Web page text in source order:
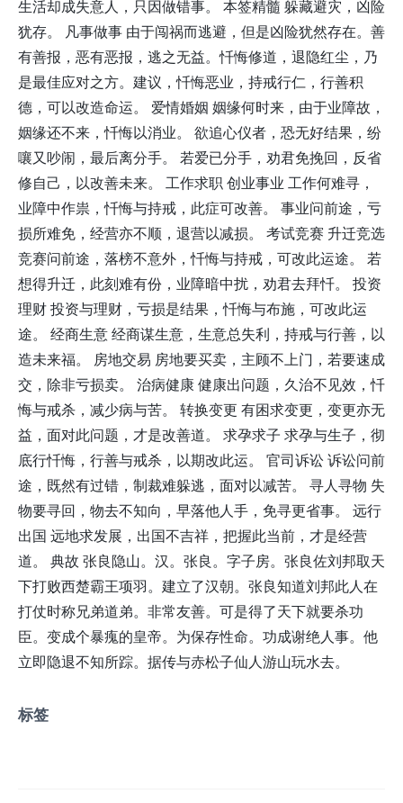
生活却成失意人，只因做错事。 本签精髓 躲藏避灾，凶险
犹存。 凡事做事 由于闯祸而逃避，但是凶险犹然存在。善
有善报，恶有恶报，逃之无益。忏悔修道，退隐红尘，乃
是最佳应对之方。建议，忏悔恶业，持戒行仁，行善积
德，可以改造命运。 爱情婚姻 姻缘何时来，由于业障故，
姻缘还不来，忏悔以消业。 欲追心仪者，恐无好结果，纷
嚷又吵闹，最后离分手。 若爱已分手，劝君免挽回，反省
修自己，以改善未来。 工作求职 创业事业 工作何难寻，
业障中作祟，忏悔与持戒，此症可改善。 事业问前途，亏
损所难免，经营亦不顺，退营以减损。 考试竞赛 升迁竞选
竞赛问前途，落榜不意外，忏悔与持戒，可改此运途。 若
想得升迁，此刻难有份，业障暗中扰，劝君去拜忏。 投资
理财 投资与理财，亏损是结果，忏悔与布施，可改此运
途。 经商生意 经商谋生意，生意总失利，持戒与行善，以
造未来福。 房地交易 房地要买卖，主顾不上门，若要速成
交，除非亏损卖。 治病健康 健康出问题，久治不见效，忏
悔与戒杀，减少病与苦。 转换变更 有困求变更，变更亦无
益，面对此问题，才是改善道。 求孕求子 求孕与生子，彻
底行忏悔，行善与戒杀，以期改此运。 官司诉讼 诉讼问前
途，既然有过错，制裁难躲逃，面对以减苦。 寻人寻物 失
物要寻回，物去不知向，早落他人手，免寻更省事。 远行
出国 远地求发展，出国不吉祥，把握此当前，才是经营
道。 典故 张良隐山。汉。张良。字子房。张良佐刘邦取天
下打败西楚霸王项羽。建立了汉朝。张良知道刘邦此人在
打仗时称兄弟道弟。非常友善。可是得了天下就要杀功
臣。变成个暴瘣的皇帝。为保存性命。功成谢绝人事。他
立即隐退不知所踪。据传与赤松子仙人游山玩水去。
标签